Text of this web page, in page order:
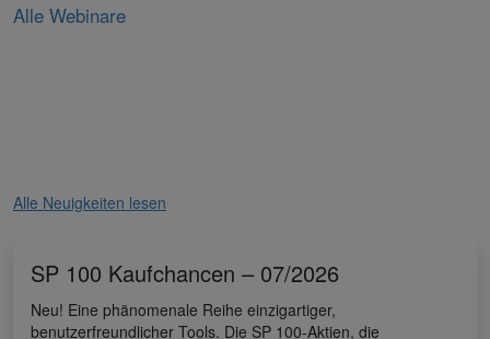
Alle Webinare
Alle Neuigkeiten lesen
SP 100 Kaufchancen – 07/2026
Neu! Eine phänomenale Reihe einzigartiger,
benutzerfreundlicher Tools. Die SP 100-Aktien, die